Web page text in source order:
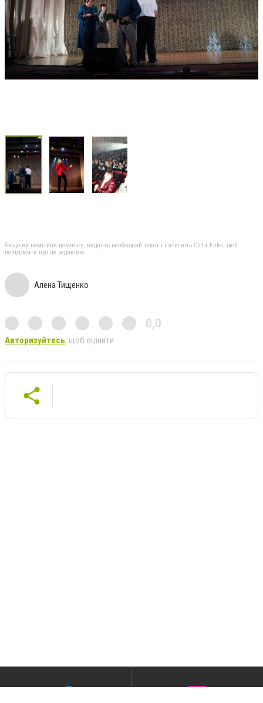
Якщо ви помітили помилку, виділіть необхідний текст і натисніть Ctrl + Enter, щоб
повідомити про це редакцію
Алена Тищенко
0,0
Авторизуйтесь, щоб оцінити